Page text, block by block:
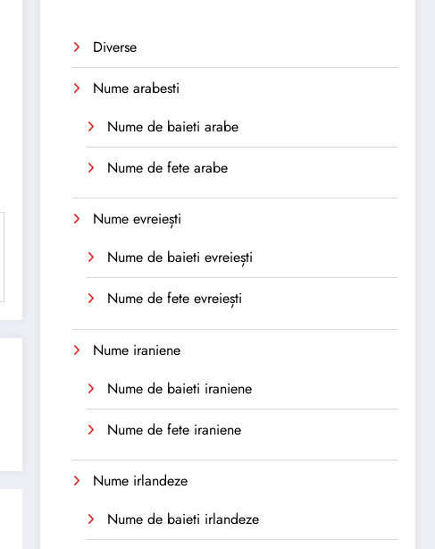
Diverse
Nume arabesti
Nume de baieti arabe
Nume de fete arabe
Nume evreiești
Nume de baieti evreiești
Nume de fete evreiești
Nume iraniene
Nume de baieti iraniene
Nume de fete iraniene
Nume irlandeze
Nume de baieti irlandeze